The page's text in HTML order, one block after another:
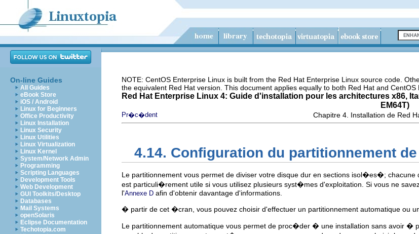
On-line Guides
All Guides
eBook Store
iOS / Android
Linux for Beginners
Office Productivity
Linux Installation
Linux Security
Linux Utilities
Linux Virtualization
Linux Kernel
System/Network Admin
Programming
Scripting Languages
Development Tools
Web Development
GUI Toolkits/Desktop
Databases
Mail Systems
openSolaris
Eclipse Documentation
Techotopia.com
NOTE: CentOS Enterprise Linux is built from the Red Hat Enterprise Linux source code.
the equivalent Red Hat version. This document applies equally to both Red Hat and CentOS
Red Hat Enterprise Linux 4: Guide d'installation pour les architectures x86,
EM64T)
Pr�c�dent Chapitre 4. Installation de Red
4.14. Configuration du partitionnement
Le partitionnement vous permet de diviser votre disque dur en sections isol�es�;
est particuli�rement utile si vous utilisez plusieurs syst�mes d'exploitation. Si vous ne
l'Annexe D afin d'obtenir davantage d'informations.
� partir de cet �cran, vous pouvez choisir d'effectuer un partitionnement automatique ou
Le partitionnement automatique vous permet de proc�der � une installation sans avoir �